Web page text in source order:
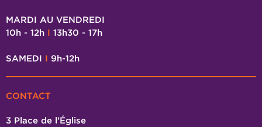
MARDI AU VENDREDI
10h - 12h I 13h30 - 17h
SAMEDI I 9h-12h
CONTACT
3 Place de l'Église